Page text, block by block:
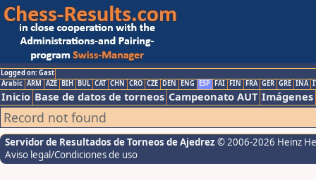
Logged on: Gast
Arabic ARM AZE BIH BUL CAT CHN CRO CZE DEN ENG ESP FAI FIN FRA GER GRE INA
Inicio Base de datos de torneos Campeonato AUT Imágenes
Record not found
Servidor de Resultados de Torneos de Ajedrez © 2006-2026 Heinz
Aviso legal/Condiciones de uso